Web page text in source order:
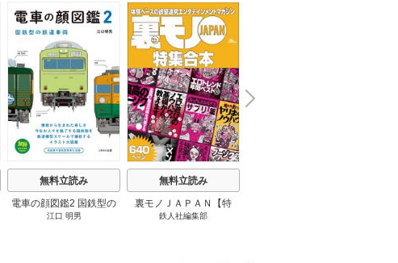
無料立読み
電車の顔図鑑2 国鉄型の
鉄道車両 1巻
江口 明男
無料立読み
裏モノＪＡＰＡＮ【特
集】★超ボリューム版６
鉄人社編集部
N
e
x
t